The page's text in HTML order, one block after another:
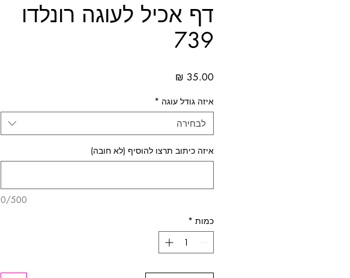
דף אכיל לעוגה רונלדו
739
איזה גודל עוגה *
לבחירה
איזה כיתוב תרצו להוסיף (לא חובה)
0/500
כמות *